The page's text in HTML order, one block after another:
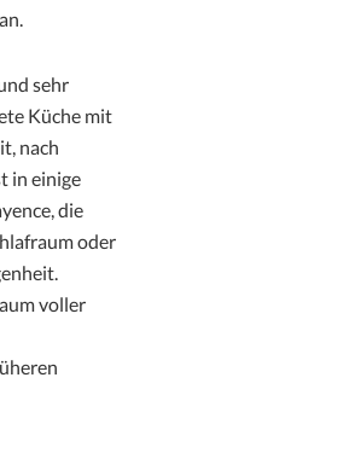
sehr
Küche mit
nach
in einige
die
oder
voller